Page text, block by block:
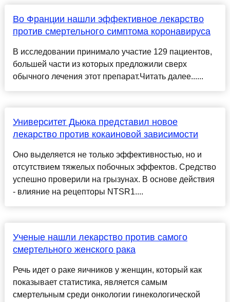
Во Франции нашли эффективное лекарство
против смертельного симптома коронавируса
В исследовании принимало участие 129 пациентов,
большей части из которых предложили сверх
обычного лечения этот препарат.Читать далее......
Университет Дьюка представил новое
лекарство против кокаиновой зависимости
Оно выделяется не только эффективностью, но и
отсутствием тяжелых побочных эффектов. Средство
успешно проверили на грызунах. В основе действия
- влияние на рецепторы NTSR1....
Ученые нашли лекарство против самого
смертельного женского рака
Речь идет о раке яичников у женщин, который как
показывает статистика, является самым
смертельным среди онкологии гинекологической